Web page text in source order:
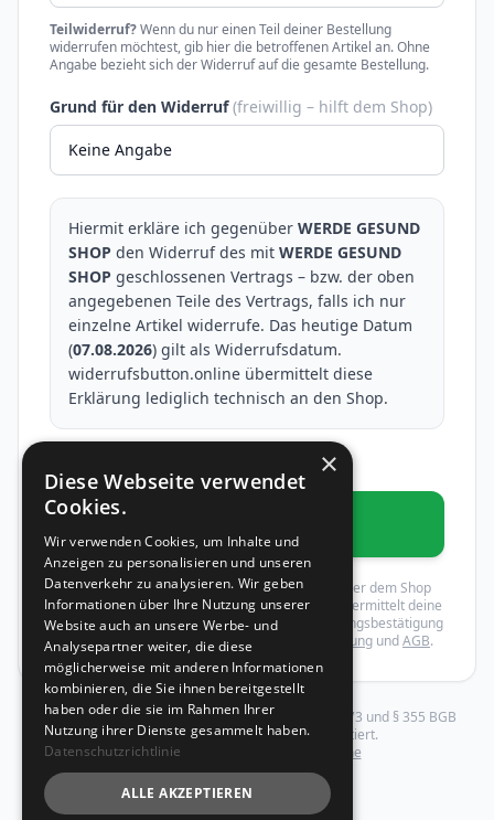
Teilwiderruf?Wenn du nur einen Teil deiner Bestellung
widerrufen möchtest, gib hier die betroffenen Artikel an. Ohne
Angabe bezieht sich der Widerruf auf die gesamte Bestellung.
Grund für den Widerruf(freiwillig – hilft dem Shop)
Hiermit erkläre ich gegenüber WERDE GESUND
SHOP den Widerruf des mit WERDE GESUND
SHOP geschlossenen Vertrags – bzw. der oben
angegebenen Teile des Vertrags, falls ich nur
einzelne Artikel widerrufe. Das heutige Datum
(07.08.2026) gilt als Widerrufsdatum.
widerrufsbutton.online übermittelt diese
Erklärung lediglich technisch an den Shop.
Mit dem Absenden wird dein Widerruf gegenüber dem Shop
rechtswirksam erklärt. widerrufsbutton.online übermittelt deine
Erklärung an den Shop und schickt dir eine Eingangsbestätigung
per E-Mail. Es gelten unsereDatenschutzerklärung undAGB.
Dieser Widerruf wird gemäß EU-Richtlinie 2023/2673 und § 355 BGB
elektronisch verarbeitet und dokumentiert.
Betrieben von
widerrufsbutton.online
×
Diese Webseite verwendet
Cookies.
Wir verwenden Cookies, um Inhalte und
Anzeigen zu personalisieren und unseren
Datenverkehr zu analysieren. Wir geben
Informationen über Ihre Nutzung unserer
Website auch an unsere Werbe- und
Analysepartner weiter, die diese
möglicherweise mit anderen Informationen
kombinieren, die Sie ihnen bereitgestellt
haben oder die sie im Rahmen Ihrer
Nutzung ihrer Dienste gesammelt haben.
Datenschutzrichtlinie
ALLE AKZEPTIEREN